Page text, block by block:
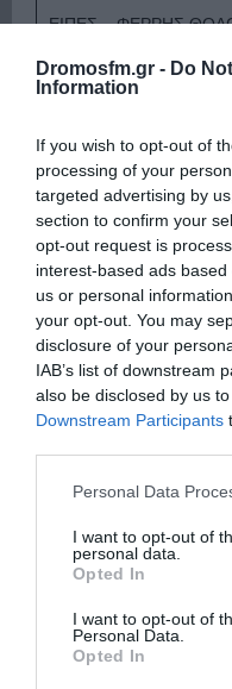
Dromosfm.gr - Do
Information
If you wish to opt-out of
processing of your
targeted advertising by
section to confirm your
opt-out request is
interest-based ads
us or personal
your opt-out. You may
disclosure of your
IAB’s list of downstream
also be disclosed by us
Downstream Participants
Please note that this
not limited to your visit or
grant or deny consent to
use your data for below
consent section.
Personal Data
I want to opt-out of
personal data.
Opted In
I want to opt-out of
Personal Data.
Opted In
ΕΙΠΕΣ – ΦΕΡΡΗΣ
Ψηφοφορία:4.2 . Από